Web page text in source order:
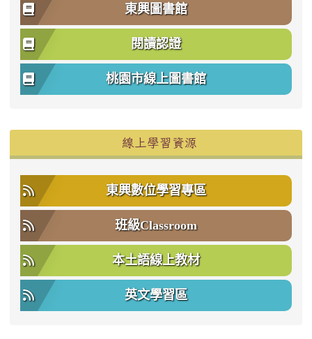
東興圖書館
閱讀認證
桃園市線上圖書館
線上學習資源
東興數位學習專區
班級Classroom
本土語線上教材
英文學習區